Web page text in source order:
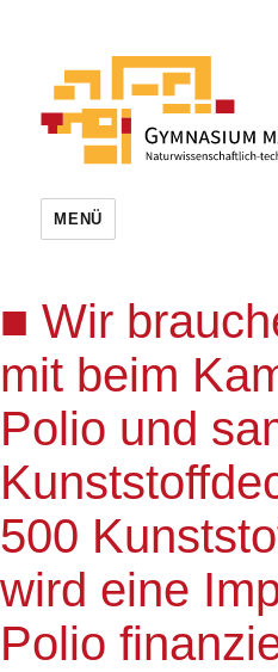
MENÜ
Wir
mit beim
Polio und
500
wird eine
Polio